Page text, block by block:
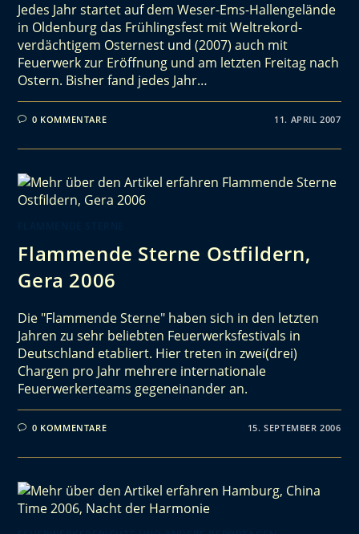
Jedes Jahr startet auf dem Weser-Ems-Hallengelände
in Oldenburg das Frühlingsfest mit Weltrekord-
verdächtigem Osternest und (2007) auch mit
Feuerwerk zur Eröffnung und am letzten Freitag nach
Ostern. Bisher fand jedes Jahr…
0 KOMMENTARE 11. APRIL 2007
Flammende Sterne Ostfildern,
Gera 2006
Die "Flammende Sterne" haben sich in den letzten
Jahren zu sehr beliebten Feuerwerksfestivals in
Deutschland etabliert. Hier treten in zwei(drei)
Chargen pro Jahr mehrere internationale
Feuerwerkerteams gegeneinander an.
0 KOMMENTARE 15. SEPTEMBER 2006